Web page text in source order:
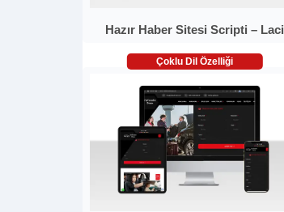
Hazır Haber Sitesi Scripti – Laci
Çoklu Dil Özelliği